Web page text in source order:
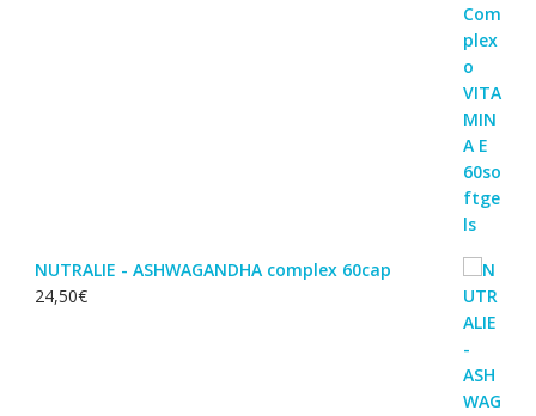
NUTRALIE - ASHWAGANDHA complex 60cap
24,50€